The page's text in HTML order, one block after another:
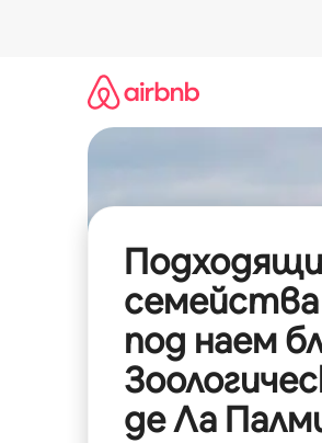
под наем
де Ла